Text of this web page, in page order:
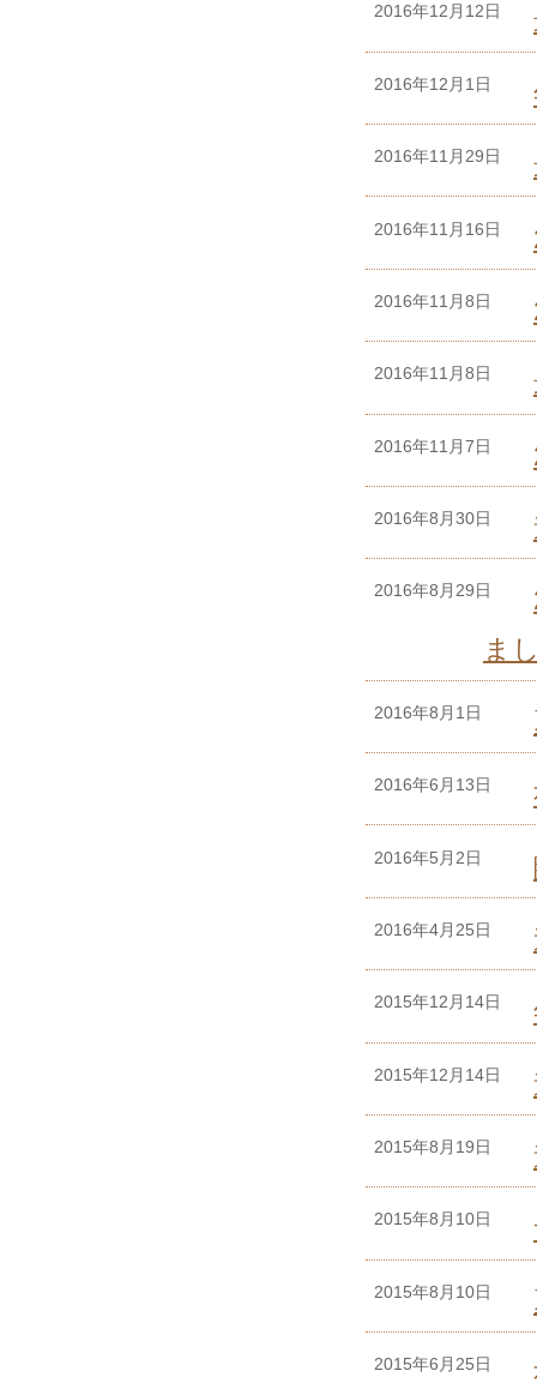
2016年12月12日
2016年12月1日
2016年11月29日
2016年11月16日
2016年11月8日
2016年11月8日
2016年11月7日
2016年8月30日
2016年8月29日
ま
2016年8月1日
2016年6月13日
2016年5月2日
2016年4月25日
2015年12月14日
2015年12月14日
2015年8月19日
2015年8月10日
2015年8月10日
2015年6月25日